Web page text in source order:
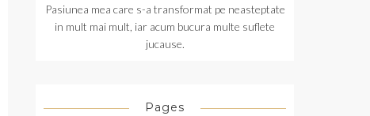
Pasiunea mea care s-a transformat pe neasteptate
in mult mai mult, iar acum bucura multe suflete
jucause.
Pages